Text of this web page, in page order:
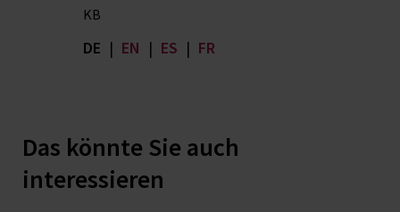
KB
DE | EN | ES | FR
Das könnte Sie auch
interessieren